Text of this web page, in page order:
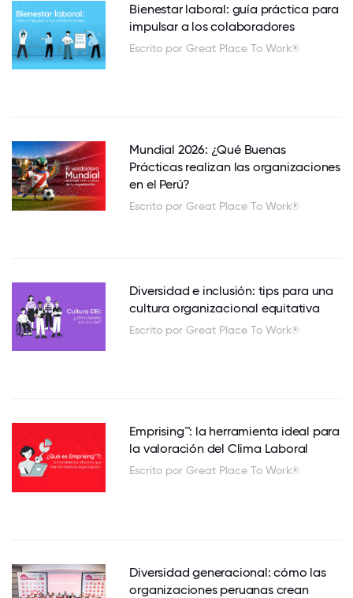
Bienestar laboral: guía práctica para
impulsar a los colaboradores
Escrito por Great Place To Work®
Mundial 2026: ¿Qué Buenas
Prácticas realizan las organizaciones
en el Perú?
Escrito por Great Place To Work®
Diversidad e inclusión: tips para una
cultura organizacional equitativa
Escrito por Great Place To Work®
Emprising™: la herramienta ideal para
la valoración del Clima Laboral
Escrito por Great Place To Work®
Diversidad generacional: cómo las
organizaciones peruanas crean